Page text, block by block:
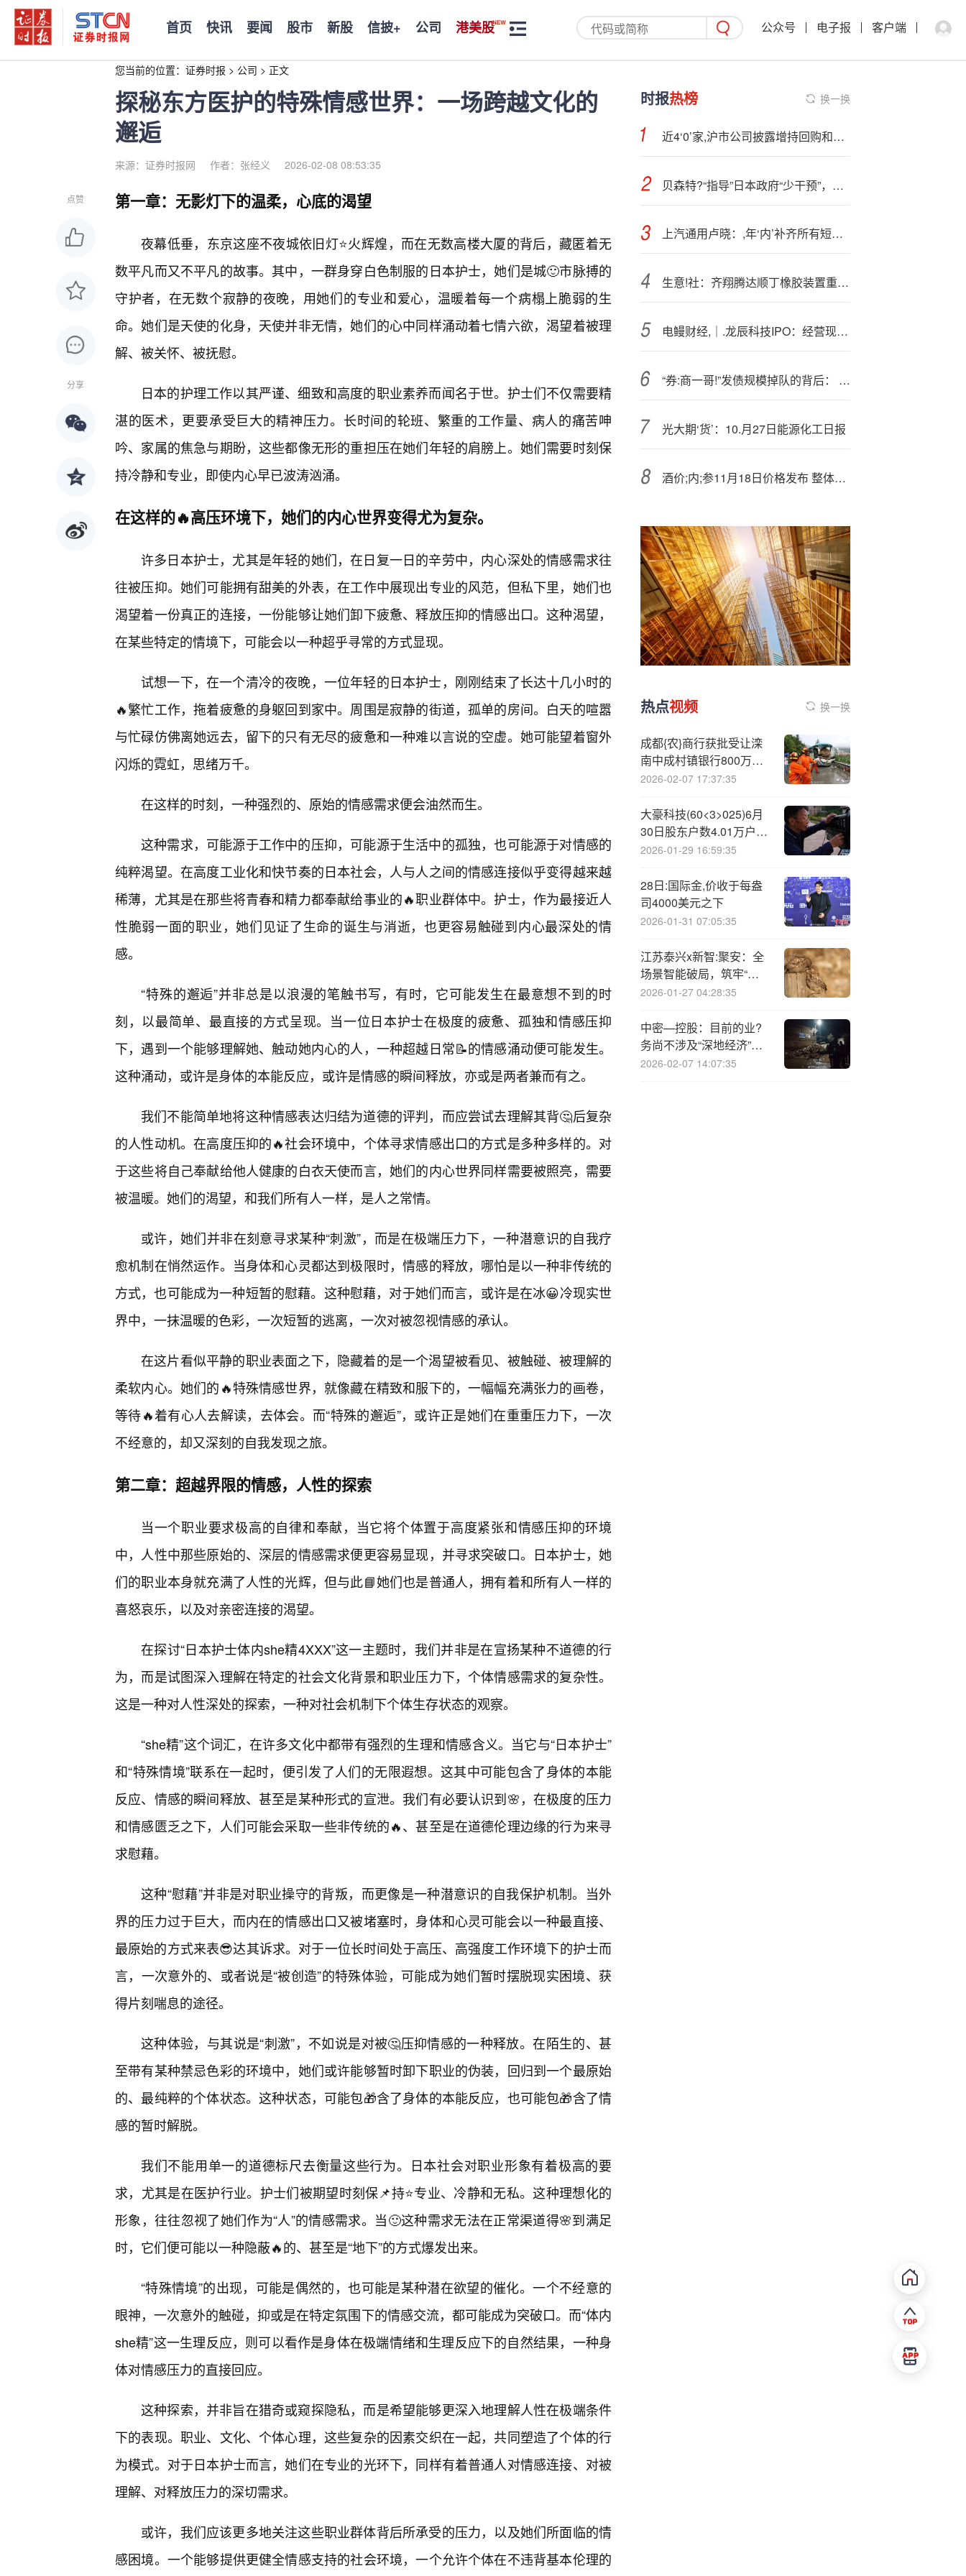
首页 快讯 要闻 股市 新股 信披+ 公司 港美股 公众号 电子报 客户端
您当前的位置： 证券时报 > 公司 > 正文
探秘东方医护的特殊情感世界：一场跨越文化的
邂逅
来源：证券时报网 作者：张经义 2026-02-08 08:53:35
点赞
分享
第一章：无影灯下的温柔，心底的渴望
夜幕低垂，东京这座不夜城依旧灯⭐火辉煌，而在无数高楼大厦的背后，藏匿着无
数平凡而又不平凡的故事。其中，一群身穿白色制服的日本护士，她们是城🙂市脉搏的
守护者，在无数个寂静的夜晚，用她们的专业和爱心，温暖着每一个病榻上脆弱的生
命。她们是天使的化身，天使并非无情，她们的心中同样涌动着七情六欲，渴望着被理
解、被关怀、被抚慰。
日本的护理工作以其严谨、细致和高度的职业素养而闻名于世。护士们不仅需要精
湛的医术，更要承受巨大的精神压力。长时间的轮班、繁重的工作量、病人的痛苦呻
吟、家属的焦急与期盼，这些都像无形的重担压在她们年轻的肩膀上。她们需要时刻保
持冷静和专业，即使内心早已波涛汹涌。
在这样的🔥高压环境下，她们的内心世界变得尤为复杂。
许多日本护士，尤其是年轻的她们，在日复一日的辛劳中，内心深处的情感需求往
往被压抑。她们可能拥有甜美的外表，在工作中展现出专业的风范，但私下里，她们也
渴望着一份真正的连接，一份能够让她们卸下疲惫、释放压抑的情感出口。这种渴望，
在某些特定的情境下，可能会以一种超乎寻常的方式显现。
试想一下，在一个清冷的夜晚，一位年轻的日本护士，刚刚结束了长达十几小时的
🔥繁忙工作，拖着疲惫的身躯回到家中。周围是寂静的街道，孤单的房间。白天的喧嚣
与忙碌仿佛离她远去，留下的只有无尽的疲惫和一种难以言说的空虚。她可能望着窗外
闪烁的霓虹，思绪万千。
在这样的时刻，一种强烈的、原始的情感需求便会油然而生。
这种需求，可能源于工作中的压抑，可能源于生活中的孤独，也可能源于对情感的
纯粹渴望。在高度工业化和快节奏的日本社会，人与人之间的情感连接似乎变得越来越
稀薄，尤其是在那些将青春和精力都奉献给事业的🔥职业群体中。护士，作为最接近人
性脆弱一面的职业，她们见证了生命的诞生与消逝，也更容易触碰到内心最深处的情
感。
“特殊的邂逅”并非总是以浪漫的笔触书写，有时，它可能发生在最意想不到的时
刻，以最简单、最直接的方式呈现。当一位日本护士在极度的疲惫、孤独和情感压抑
下，遇到一个能够理解她、触动她内心的人，一种超越日常📝的情感涌动便可能发生。
这种涌动，或许是身体的本能反应，或许是情感的瞬间释放，亦或是两者兼而有之。
我们不能简单地将这种情感表达归结为道德的评判，而应尝试去理解其背🤔后复杂
的人性动机。在高度压抑的🔥社会环境中，个体寻求情感出口的方式是多种多样的。对
于这些将自己奉献给他人健康的白衣天使而言，她们的内心世界同样需要被照亮，需要
被温暖。她们的渴望，和我们所有人一样，是人之常情。
或许，她们并非在刻意寻求某种“刺激”，而是在极端压力下，一种潜意识的自我疗
愈机制在悄然运作。当身体和心灵都达到极限时，情感的释放，哪怕是以一种非传统的
方式，也可能成为一种短暂的慰藉。这种慰藉，对于她们而言，或许是在冰😀冷现实世
界中，一抹温暖的色彩，一次短暂的逃离，一次对被忽视情感的承认。
在这片看似平静的职业表面之下，隐藏着的是一个渴望被看见、被触碰、被理解的
柔软内心。她们的🔥特殊情感世界，就像藏在精致和服下的，一幅幅充满张力的画卷，
等待🔥着有心人去解读，去体会。而“特殊的邂逅”，或许正是她们在重重压力下，一次
不经意的，却又深刻的自我发现之旅。
第二章：超越界限的情感，人性的探索
当一个职业要求极高的自律和奉献，当它将个体置于高度紧张和情感压抑的环境
中，人性中那些原始的、深层的情感需求便更容易显现，并寻求突破口。日本护士，她
们的职业本身就充满了人性的光辉，但与此📘她们也是普通人，拥有着和所有人一样的
喜怒哀乐，以及对亲密连接的渴望。
在探讨“日本护士体内she精4XXX”这一主题时，我们并非是在宣扬某种不道德的行
为，而是试图深入理解在特定的社会文化背景和职业压力下，个体情感需求的复杂性。
这是一种对人性深处的探索，一种对社会机制下个体生存状态的观察。
“she精”这个词汇，在许多文化中都带有强烈的生理和情感含义。当它与“日本护士”
和“特殊情境”联系在一起时，便引发了人们的无限遐想。这其中可能包含了身体的本能
反应、情感的瞬间释放、甚至是某种形式的宣泄。我们有必要认识到🌸，在极度的压力
和情感匮乏之下，人们可能会采取一些非传统的🔥、甚至是在道德伦理边缘的行为来寻
求慰藉。
这种“慰藉”并非是对职业操守的背叛，而更像是一种潜意识的自我保护机制。当外
界的压力过于巨大，而内在的情感出口又被堵塞时，身体和心灵可能会以一种最直接、
最原始的方式来表😎达其诉求。对于一位长时间处于高压、高强度工作环境下的护士而
言，一次意外的、或者说是“被创造”的特殊体验，可能成为她们暂时摆脱现实困境、获
得片刻喘息的途径。
这种体验，与其说是“刺激”，不如说是对被🤔压抑情感的一种释放。在陌生的、甚
至带有某种禁忌色彩的环境中，她们或许能够暂时卸下职业的伪装，回归到一个最原始
的、最纯粹的个体状态。这种状态，可能包🎁含了身体的本能反应，也可能包🎁含了情
感的暂时解脱。
我们不能用单一的道德标尺去衡量这些行为。日本社会对职业形象有着极高的要
求，尤其是在医护行业。护士们被期望时刻保📌持⭐专业、冷静和无私。这种理想化的
形象，往往忽视了她们作为“人”的情感需求。当🙂这种需求无法在正常渠道得🌸到满足
时，它们便可能以一种隐蔽🔥的、甚至是“地下”的方式爆发出来。
“特殊情境”的出现，可能是偶然的，也可能是某种潜在欲望的催化。一个不经意的
眼神，一次意外的触碰，抑或是在特定氛围下的情感交流，都可能成为突破口。而“体内
she精”这一生理反应，则可以看作是身体在极端情绪和生理反应下的自然结果，一种身
体对情感压力的直接回应。
这种探索，并非旨在猎奇或窥探隐私，而是希望能够更深入地理解人性在极端条件
下的表现。职业、文化、个体心理，这些复杂的因素交织在一起，共同塑造了个体的行
为模式。对于日本护士而言，她们在专业的光环下，同样有着普通人对情感连接、对被
理解、对释放压力的深切需求。
或许，我们应该更多地关注这些职业群体背后所承受的压力，以及她们所面临的情
感困境。一个能够提供更健全情感支持的社会环境，一个允许个体在不违背基本伦理的
时报热榜 换一换
近4‘0’家,沪市公司披露增持回购和经营类利好公告 首次回购频现
贝森特?“指导”日本政府“少干预”，日本央行加息在望？
上汽通用卢晓：,年‘内’补齐所有短板，自研技术底座是核心优势
生意!社：齐翔腾达顺丁橡胶装置重启运行
电鳗财经,｜.龙辰科技IPO：经营现金流艰难“转正”产能利用率大降 新募产能如何消化？
“券:商一哥!”发债规模掉队的背后： 高额应付账款满足融资需求 优秀利率结构削弱债务置换需求
光大期‘货’：10.月27日能源化工日报
酒价;内;参11月18日价格发布 整体价格大涨君品青花郎领涨
热点视频 换一换
成都{农}商行获批受让滦
南中成村镇银行800万股
股份，受让后持股比例
2026-02-07 17:37:35
大豪科技(60<3>025)6月
30日股东户数4.01万户，
较上期减少3.96%
2026-01-29 16:59:35
28日:国际金,价收于每盎
司4000美元之下
2026-01-31 07:05:35
江苏泰兴x新智:聚安：全
场景智能破局，筑牢“城
市生命线”安全屏障
2026-01-27 04:28:35
中密—控股：目前的业?
务尚不涉及“深地经济”领
域
2026-02-07 14:07:35